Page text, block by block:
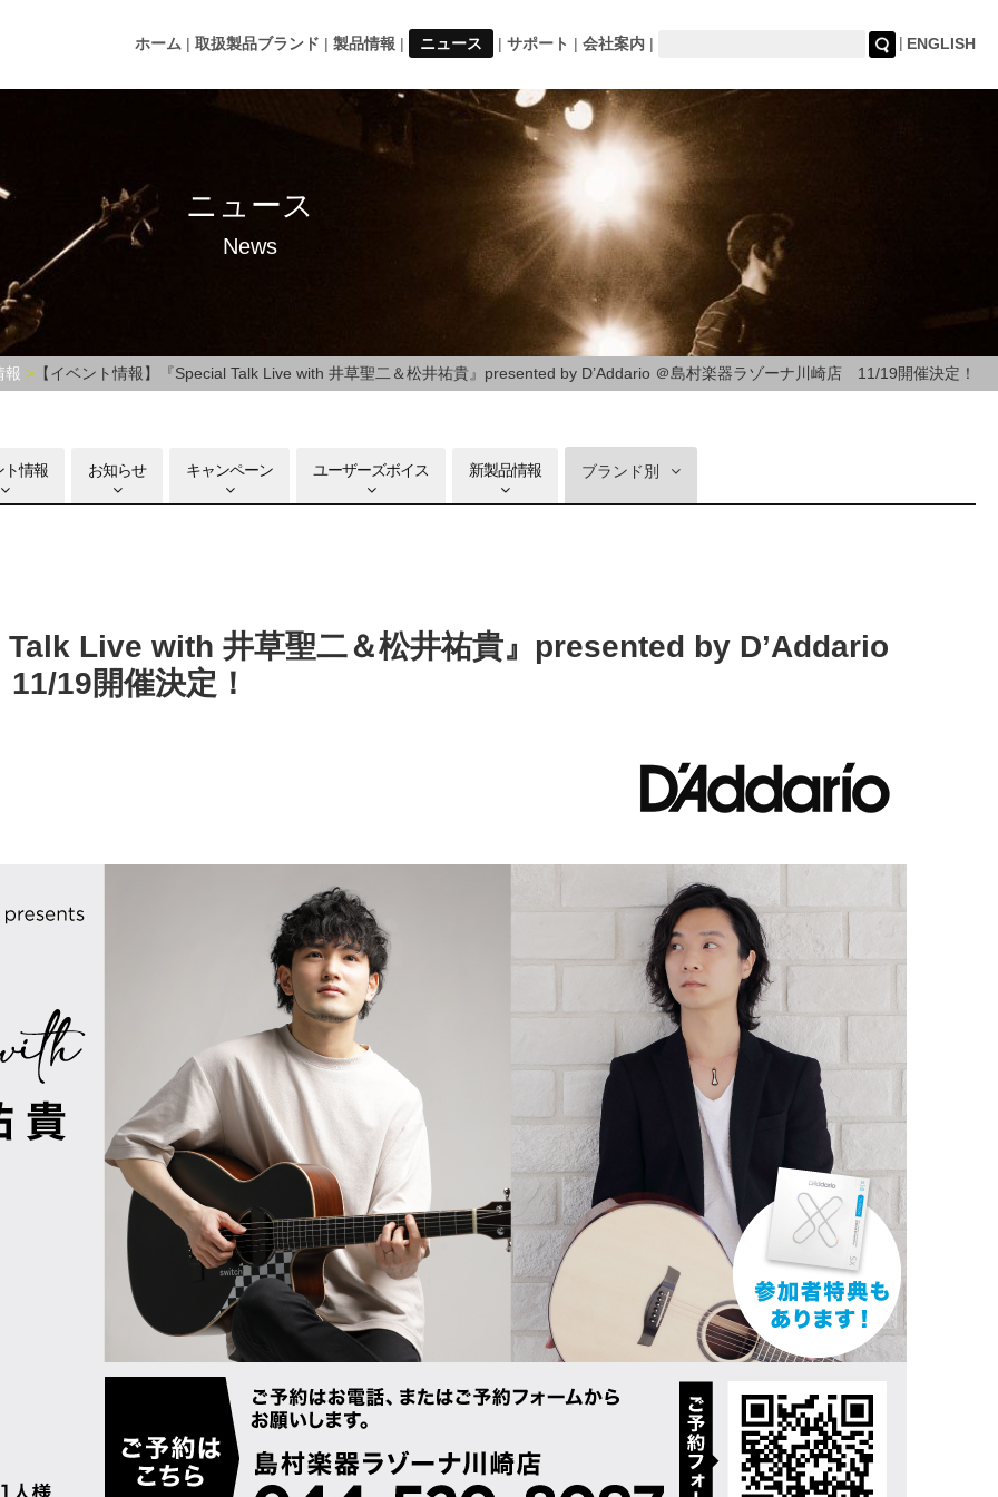
ホーム 取扱製品ブランド 製品情報 ニュース サポート 会社案内 ENGLISH
ニュース
News
報 【イベント情報】『Special Talk Live with 井草聖二＆松井祐貴』presented by D’Addario ＠島村楽器ラゾーナ川崎店 11/19開催決定！
ト情報 お知らせ キャンペーン ユーザーズボイス 新製品情報 ブランド別
Live with 井草聖二＆松井祐貴』presented by D’Addario
19開催決定！